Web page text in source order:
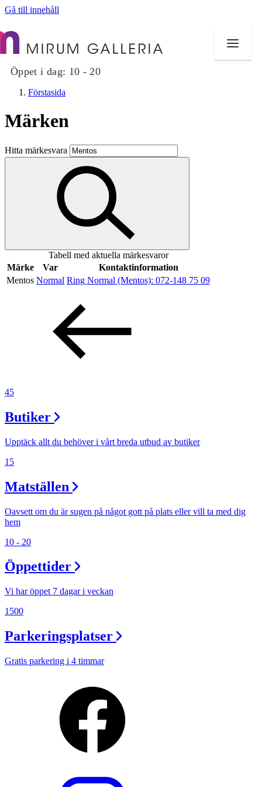
Gå till innehåll
Öppet i dag: 10 - 20
Butiker
Mat och dryck
Evenemang
Kundklubb
Inspiration
Praktisk information
Min Shopping-app
Parkering
Förstasida
Märken
Hitta märkesvara
Tabell med aktuella märkesvaror
Märke
Var
Kontaktinformation
Mentos Normal Ring Normal (Mentos): 072-148 75 09
45
Butiker
Upptäck allt du behöver i vårt breda utbud av butiker
15
Matställen
Oavsett om du är sugen på något gott på plats eller vill ta med dig
hem
10 - 20
Öppettider
Vi har öppet 7 dagar i veckan
1500
Parkeringsplatser
Gratis parkering i 4 timmar